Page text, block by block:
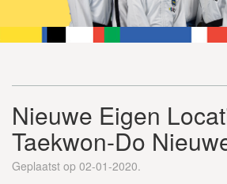
INFORMATIE
LESTIJDEN
WAT IS KICKBOKSEN?
WAT IS DEFENSE?
PERSONAL TRAINING
Nieuwe Eigen
Taekwon-Do
Geplaatst op 02-01-2020.